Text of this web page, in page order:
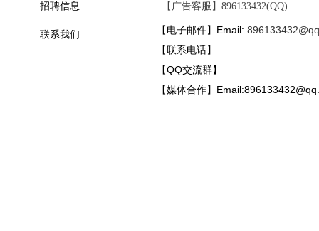
招聘信息
联系我们
【广告客服】896133432(QQ)
【电子邮件】Email:
【联系电话】
【QQ交流群】
【媒体合作】Email: